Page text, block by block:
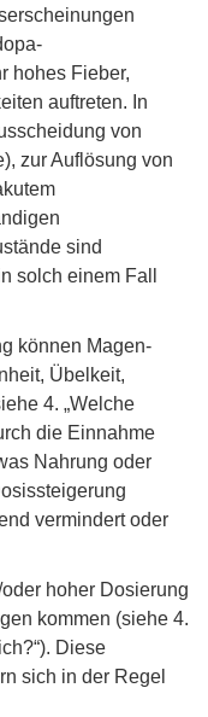
hohes Fieber,
auftreten. In
von
zur Auflösung von
sind
solch einem Fall
können Magen-
Übelkeit,
4. „Welche
die Einnahme
Nahrung oder
vermindert oder
hoher Dosierung
kommen (siehe 4.
Diese
sich in der Regel